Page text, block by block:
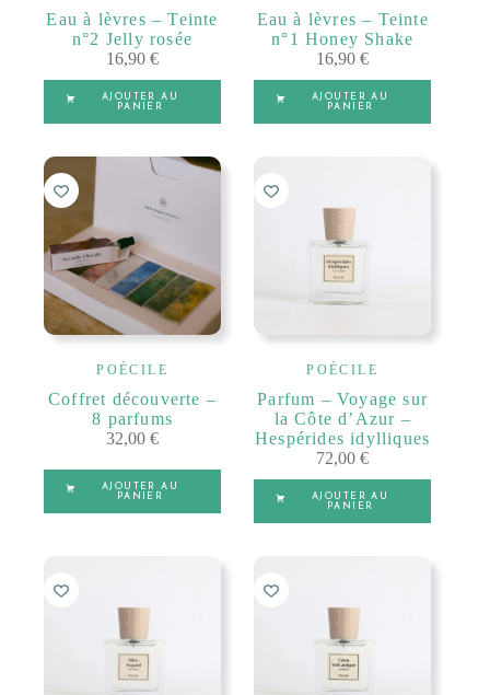
Eau à lèvres – Teinte
n°2 Jelly rosée
16,90€
AJOUTER AU
PANIER
Eau à lèvres – Teinte
n°1 Honey Shake
16,90€
AJOUTER AU
PANIER
POÉCILE
Coffret découverte –
8 parfums
32,00€
AJOUTER AU
PANIER
POÉCILE
Parfum – Voyage sur
la Côte d’Azur –
Hespérides idylliques
72,00€
AJOUTER AU
PANIER